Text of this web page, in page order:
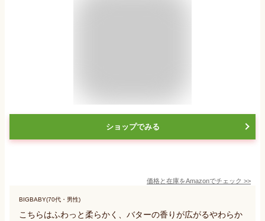
ショップでみる
価格と在庫をAmazonでチェック >>
BIGBABY(70代・男性)
こちらはふわっと柔らかく、バターの香りが広がるやわらか